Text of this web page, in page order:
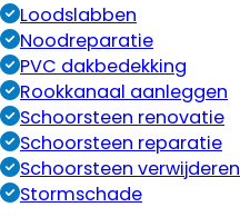
Loodslabben
Noodreparatie
PVC dakbedekking
Rookkanaal aanleggen
Schoorsteen renovatie
Schoorsteen reparatie
Schoorsteen verwijderen
Stormschade